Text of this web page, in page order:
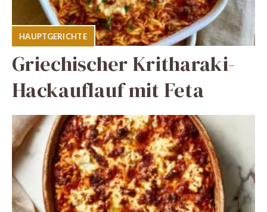
HAUPTGERICHTE
Griechischer Kritharaki-
Hackauflauf mit Feta